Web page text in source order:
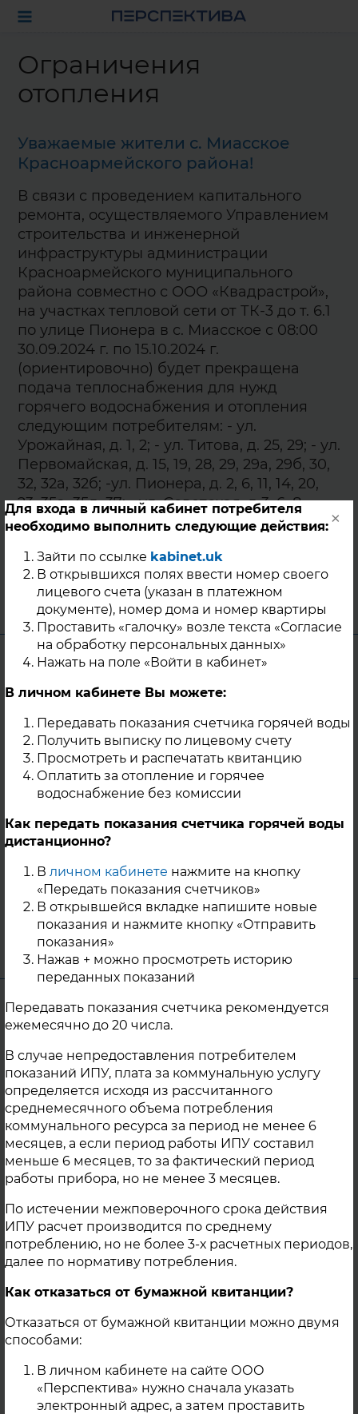
Для входа в личный кабинет потребителя
необходимо выполнить следующие действия:
Зайти по ссылке kabinet.uk
В открывшихся полях ввести номер своего
лицевого счета (указан в платежном
документе), номер дома и номер квартиры
Проставить «галочку» возле текста «Согласие
на обработку персональных данных»
Нажать на поле «Войти в кабинет»
В личном кабинете Вы можете:
Передавать показания счетчика горячей воды
Получить выписку по лицевому счету
Просмотреть и распечатать квитанцию
Оплатить за отопление и горячее
водоснабжение без комиссии
Как передать показания счетчика горячей воды
дистанционно?
В личном кабинете нажмите на кнопку
«Передать показания счетчиков»
В открывшейся вкладке напишите новые
показания и нажмите кнопку «Отправить
показания»
Нажав + можно просмотреть историю
переданных показаний
Передавать показания счетчика рекомендуется
ежемесячно до 20 числа.
В случае непредоставления потребителем
показаний ИПУ, плата за коммунальную услугу
определяется исходя из рассчитанного
среднемесячного объема потребления
коммунального ресурса за период не менее 6
месяцев, а если период работы ИПУ составил
меньше 6 месяцев, то за фактический период
работы прибора, но не менее 3 месяцев.
По истечении межповерочного срока действия
ИПУ расчет производится по среднему
потреблению, но не более 3-х расчетных периодов,
далее по нормативу потребления.
Как отказаться от бумажной квитанции?
Отказаться от бумажной квитанции можно двумя
способами:
В личном кабинете на сайте ООО
«Перспектива» нужно сначала указать
электронный адрес, а затем проставить
×
Ограничения
отопления
Уважаемые жители с. Миасское
Красноармейского района!
В связи с проведением капитального
ремонта, осуществляемого Управлением
строительства и инженерной
инфраструктуры администрации
Красноармейского муниципального
района совместно с ООО «Квадрастрой»,
на участках тепловой сети от ТК-3 до т. 6.1
по улице Пионера в с. Миасское с 08:00
30.09.2024 г. по 15.10.2024 г.
(ориентировочно) будет прекращена
подача теплоснабжения для нужд
горячего водоснабжения и отопления
следующим потребителям: - ул.
Урожайная, д. 1, 2; - ул. Титова, д. 25, 29; - ул.
Первомайская, д. 15, 19, 28, 29, 29а, 29б, 30,
32, 32а, 32б; -ул. Пионера, д. 2, 6, 11, 14, 20,
23, 35а, 35д, 37; - ул. Советская, д 3, 6, 8,
8(гараж); - ул. Мира. д. 20; - ул. Солнечная,
27 Сентября 2024
с. Миасское
Уважаемые жители г. Касли!
В связи с проведением ремонтных работ
теплоносителя на нужды ГВС
потребителей с 17.09.2024г. до окончания
работ. Под отключение попали
следующие потребители: - МКД по ул.
Мира, 99; - МОУ "Каслинская СОШ №24"
по ул. Декабристов, 99; - МУ «Дворец
культуры им. И.М.Захарова» по ул. Ленина,
20 Сентября 2024
г. Касли
Уважаемые жители г. Троицка!
В связи с выполнением работ по замене
трубопроводов тепловых сетей на участке
пересечения канализационного
коллектора с теплотрассой,
расположенной по улице Денисова,
информируем о временной приостановке
подачи теплоносителя для услуги
горячего водоснабжения. Отключение
осуществлено с 10 сентября 2024 года на
срок 10 календарных дней. Под
отключение попали следующие
потребители: - 5 микрорайон 1, 2, 4, 5, 5а, 6,
8, 9, 10, 12, 12а, 13, 14, 16а, 16б, 17, 18, 29, 30,
30а, 36; - Ул. Октябрьская 1а, 1б; - Майская
11а, 12, 15, 15а, 16, 20; - Фок "Юниор", д/с №15;
-ул. Советская 2, 4, 6; -ул. Ленин 2, 2а, 1а
(ГКОУ Общеобразовательная школа-
интернат для слепых и слабовидящих
обучающихся).